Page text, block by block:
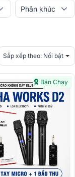
Phân khúc
Sắp xếp theo: Nổi bật
Bán Chạy